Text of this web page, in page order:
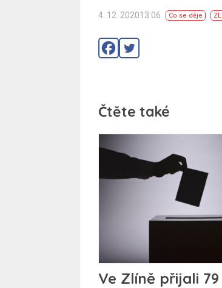
4. 12. 202013:06 Co se děje ZL
Čtěte také
Ve Zlíně přijali 79